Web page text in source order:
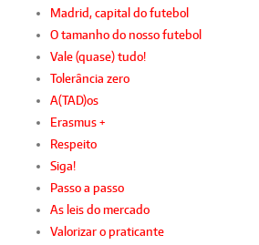
Madrid, capital do futebol
O tamanho do nosso futebol
Vale (quase) tudo!
Tolerância zero
A(TAD)os
Erasmus +
Respeito
Siga!
Passo a passo
As leis do mercado
Valorizar o praticante